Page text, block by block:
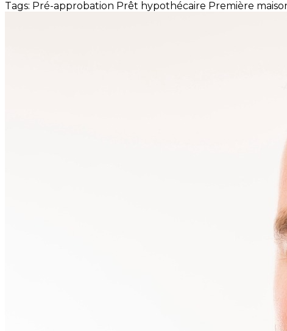
Tags: Pré-approbation Prêt hypothécaire Première